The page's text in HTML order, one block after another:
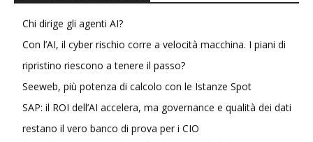
Chi dirige gli agenti AI?
Con l’AI, il cyber rischio corre a velocità macchina. I piani di
ripristino riescono a tenere il passo?
Seeweb, più potenza di calcolo con le Istanze Spot
SAP: il ROI dell’AI accelera, ma governance e qualità dei dati
restano il vero banco di prova per i CIO